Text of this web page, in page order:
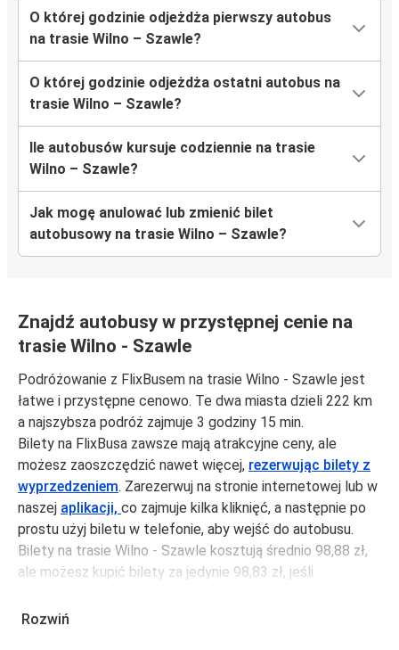
O której godzinie odjeżdża pierwszy autobus
na trasie Wilno – Szawle?
O której godzinie odjeżdża ostatni autobus na
trasie Wilno – Szawle?
Ile autobusów kursuje codziennie na trasie
Wilno – Szawle?
Jak mogę anulować lub zmienić bilet
autobusowy na trasie Wilno – Szawle?
Znajdź autobusy w przystępnej cenie na
trasie Wilno - Szawle
Podróżowanie z FlixBusem na trasie Wilno - Szawle jest
łatwe i przystępne cenowo. Te dwa miasta dzieli 222 km
a najszybsza podróż zajmuje 3 godziny 15 min.
Bilety na FlixBusa zawsze mają atrakcyjne ceny, ale
możesz zaoszczędzić nawet więcej, rezerwując bilety z
wyprzedzeniem. Zarezerwuj na stronie internetowej lub w
naszej aplikacji, co zajmuje kilka kliknięć, a następnie po
prostu użyj biletu w telefonie, aby wejść do autobusu.
Bilety na trasie Wilno - Szawle kosztują średnio 98,88 zł,
ale możesz kupić bilety za jedynie 98,83 zł, jeśli
unikając weekendów i świąt. Aby podróżować szybko,
Rozwiń